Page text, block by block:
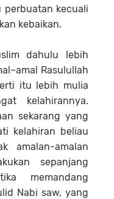
perbuatan kecuali
kebaikan.
dahulu lebih
Rasulullah
itu lebih mulia
kelahirannya.
sekarang yang
kelahiran beliau
amalan-amalan
sepanjang
memandang
Nabi saw, yang